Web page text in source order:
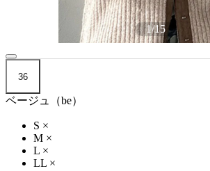
1/15
36
ベージュ（be）
S ×
M ×
L ×
LL ×